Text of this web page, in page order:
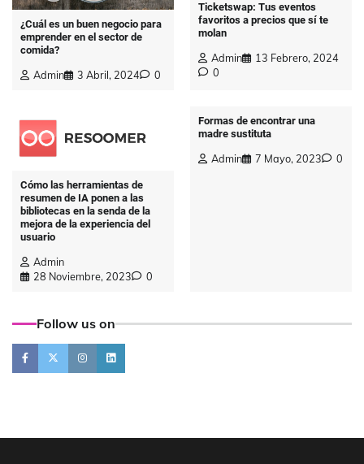
¿Cuál es un buen negocio para
emprender en el sector de
comida?
Admin 3 Abril, 2024 0
Ticketswap: Tus eventos
favoritos a precios que sí te
molan
Admin
13 Febrero, 2024
0
Cómo las herramientas de
resumen de IA ponen a las
bibliotecas en la senda de la
mejora de la experiencia del
usuario
Admin
28 Noviembre, 2023
0
Formas de encontrar una
madre sustituta
Admin 7 Mayo, 2023 0
Follow us on